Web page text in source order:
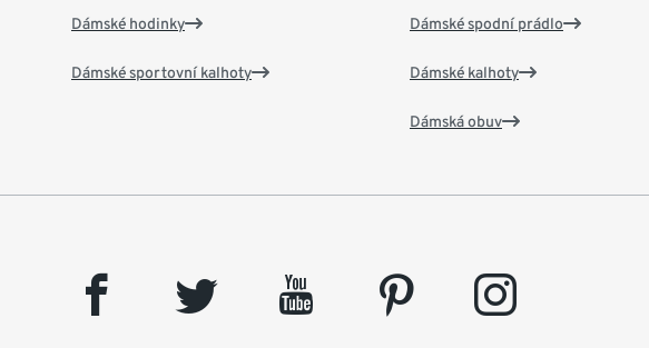
Dámské hodinky
Dámské sportovní kalhoty
Dámské spodní prádlo
Dámské kalhoty
Dámská obuv
facebook twitter youtube pinterest instagram